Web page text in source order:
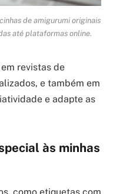
de amigurumi originais
até plataformas online.
revistas de
e também em
e adapte as
às minhas
como etiquetas com